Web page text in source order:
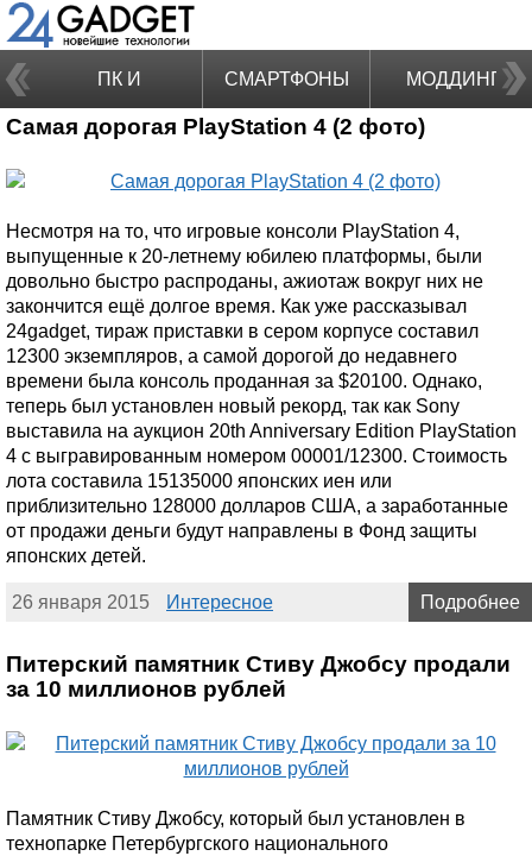
ПК И
НОУТБУКИ
СМАРТФОНЫ МОДДИНГ
Самая дорогая PlayStation 4 (2 фото)
Несмотря на то, что игровые консоли PlayStation 4,
выпущенные к 20-летнему юбилею платформы, были
довольно быстро распроданы, ажиотаж вокруг них не
закончится ещё долгое время. Как уже рассказывал
24gadget, тираж приставки в сером корпусе составил
12300 экземпляров, а самой дорогой до недавнего
времени была консоль проданная за $20100. Однако,
теперь был установлен новый рекорд, так как Sony
выставила на аукцион 20th Anniversary Edition PlayStation
4 с выгравированным номером 00001/12300. Стоимость
лота составила 15135000 японских иен или
приблизительно 128000 долларов США, а заработанные
от продажи деньги будут направлены в Фонд защиты
японских детей.
26 января 2015 Интересное Подробнее
Питерский памятник Стиву Джобсу продали
за 10 миллионов рублей
Памятник Стиву Джобсу, который был установлен в
технопарке Петербургского национального